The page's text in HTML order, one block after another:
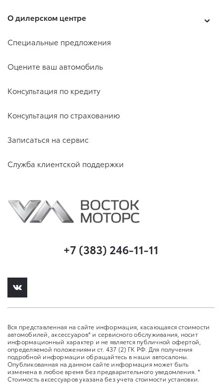
О дилерском центре
Специальные предложения
Оцените ваш автомобиль
Консультация по кредиту
Консультация по страхованию
Записаться на сервис
Служба клиентской поддержки
+7 (383) 246-11-11
Вся представленная на сайте информация, касающаяся стоимости
автомобилей, аксессуаров* и сервисного обслуживания, носит
информационный характер и не является публичной офертой,
определяемой положениями ст. 437 (2) ГК РФ. Для получения
подробной информации обращайтесь в наши автосалоны.
Опубликованная на данном сайте информация может быть
изменена в любое время без предварительного уведомления. *
Стоимость аксессуаров указана без учета стоимости установки.